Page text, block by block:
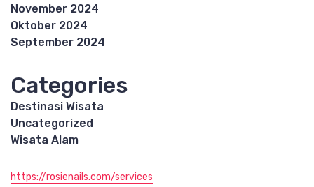
November 2024
Oktober 2024
September 2024
Categories
Destinasi Wisata
Uncategorized
Wisata Alam
https://rosienails.com/services